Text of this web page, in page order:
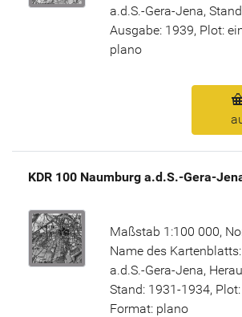
a.d.S.-Gera-Jena,
Ausgabe: 1939, Plot:
plano
KDR 100 Naumburg a.d.S.-Gera-
Maßstab 1:100 000,
Name des
a.d.S.-Gera-Jena,
Stand: 1931-1934,
Format: plano